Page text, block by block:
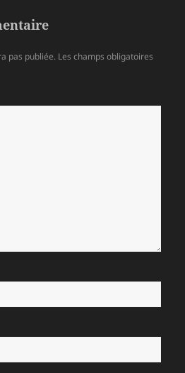
pas publiée. Les champs obligatoires